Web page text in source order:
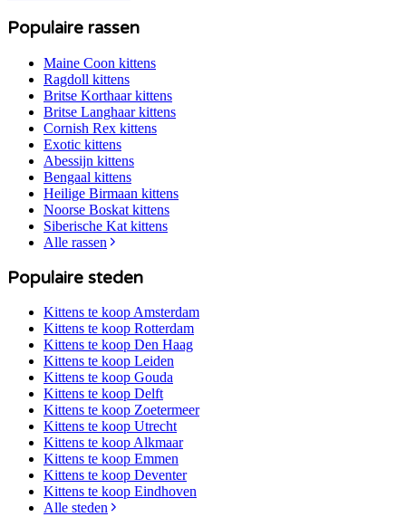
Populaire rassen
Maine Coon kittens
Ragdoll kittens
Britse Korthaarkittens
Britse Langhaarkittens
Cornish Rex kittens
Exotic kittens
Abessijn kittens
Bengaal kittens
Heilige Birmaan kittens
Noorse Boskat kittens
Siberische Kat kittens
Alle rassen
Populaire steden
Kittens te koopAmsterdam
Kittens te koop Rotterdam
Kittens te koop Den Haag
Kittens te koop Leiden
Kittens te koop Gouda
Kittens te koop Delft
Kittens te koop Zoetermeer
Kittens te koop Utrecht
Kittens te koopAlkmaar
Kittens te koop Emmen
Kittens te koop Deventer
Kittens te koop Eindhoven
Alle steden